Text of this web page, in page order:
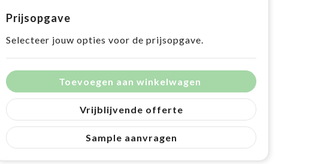
Prijsopgave
Selecteer jouw opties voor de prijsopgave.
Toevoegen aan winkelwagen
Vrijblijvende offerte
Sample aanvragen